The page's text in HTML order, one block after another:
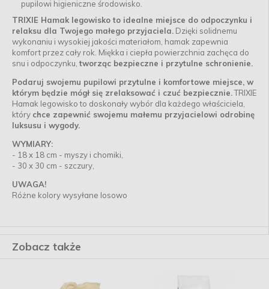
pupilowi higieniczne środowisko.
TRIXIE Hamak legowisko to idealne miejsce do odpoczynku i
relaksu dla Twojego małego przyjaciela. Dzięki solidnemu
wykonaniu i wysokiej jakości materiałom, hamak zapewnia
komfort przez cały rok. Miękka i ciepła powierzchnia zachęca do
snu i odpoczynku,tworząc bezpieczne i przytulne schronienie.
Podaruj swojemu pupilowi przytulne i komfortowe miejsce, w
którym będzie mógł się zrelaksować i czuć bezpiecznie.TRIXIE
Hamak legowisko to doskonały wybór dla każdego właściciela,
który chce zapewnić swojemu małemu przyjacielowi odrobinę
luksusu i wygody.
WYMIARY:
- 18 x 18 cm - myszy i chomiki,
- 30 x 30 cm - szczury,
UWAGA!
Różne kolory wysyłane losowo
Zobacz także